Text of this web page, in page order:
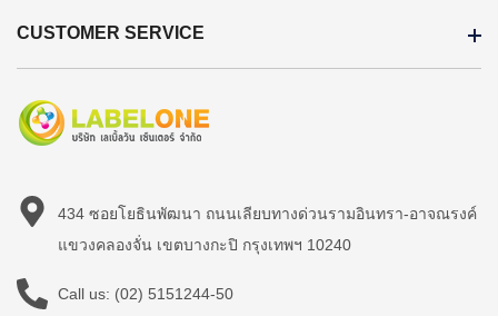
CUSTOMER SERVICE
434 ซอยโยธินพัฒนา ถนนเลียบทางด่วนรามอินทรา-อาจณรงค์
แขวงคลองจั่น เขตบางกะปิ กรุงเทพฯ 10240
Call us: (02) 5151244-50